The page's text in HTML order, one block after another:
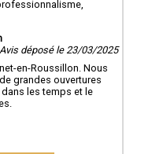
Avis déposé le 23/03/2025
en-Roussillon. Nous
grandes ouvertures
dans les temps et le